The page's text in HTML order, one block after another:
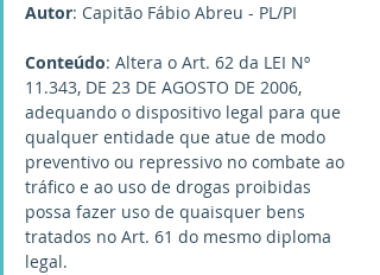
Autor: Capitão Fábio Abreu - PL/PI
Conteúdo: Altera o Art. 62 da LEI Nº
11.343, DE 23 DE AGOSTO DE 2006,
adequando o dispositivo legal para que
qualquer entidade que atue de modo
preventivo ou repressivo no combate ao
tráfico e ao uso de drogas proibidas
possa fazer uso de quaisquer bens
tratados no Art. 61 do mesmo diploma
legal.